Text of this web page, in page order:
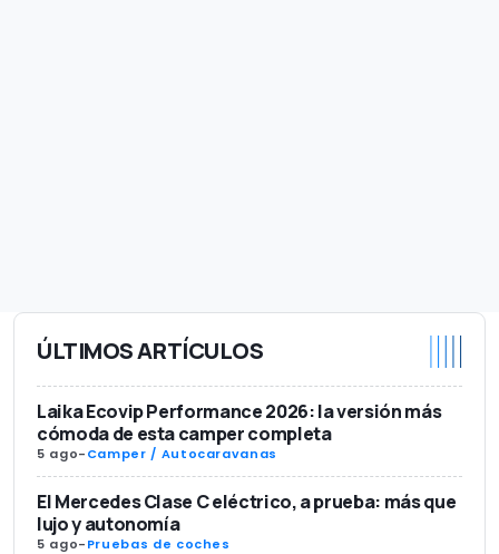
ÚLTIMOS ARTÍCULOS
Laika Ecovip Performance 2026: la versión más
cómoda de esta camper completa
5 ago-Camper / Autocaravanas
El Mercedes Clase C eléctrico, a prueba: más que
lujo y autonomía
5 ago-Pruebas de coches